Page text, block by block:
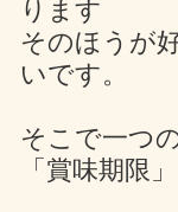
ります
そのほうが
いです。
そこで一つ
「賞味期限